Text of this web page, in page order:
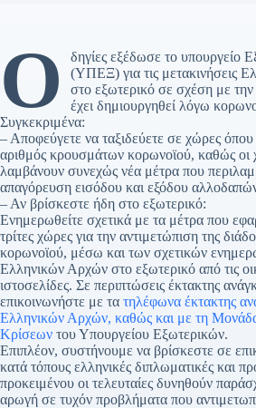
Ο
δηγίες εξέδωσε το υπουργείο
(ΥΠΕΞ) για τις μετακινήσεις
στο εξωτερικό σε σχέση με
έχει δημιουργηθεί λόγω
Συγκεκριμένα:
– Αποφεύγετε να ταξιδεύετε σε χώρες
αριθμός κρουσμάτων κορωνοϊού, καθώς οι
λαμβάνουν συνεχώς νέα μέτρα που
απαγόρευση εισόδου και εξόδου
– Αν βρίσκεστε ήδη στο εξωτερικό:
Ενημερωθείτε σχετικά με τα μέτρα που
τρίτες χώρες για την αντιμετώπιση της
κορωνοϊού, μέσω και των σχετικών
Ελληνικών Αρχών στο εξωτερικό από τις
ιστοσελίδες. Σε περιπτώσεις έκτακτης
επικοινωνήστε με τα τηλέφωνα έκτακτης
Ελληνικών Αρχών, καθώς και με τη Μονάδα
Κρίσεων του Υπουργείου Εξωτερικών.
Επιπλέον, συστήνουμε να βρίσκεστε σε
κατά τόπους ελληνικές διπλωματικές και
προκειμένου οι τελευταίες δυνηθούν
αρωγή σε τυχόν προβλήματα που